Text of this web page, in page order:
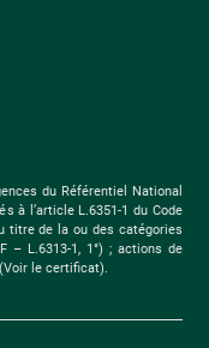
du Référentiel National
à l’article L.6351-1 du Code
titre de la ou des catégories
– L.6313-1, 1°) ; actions de
le certificat).